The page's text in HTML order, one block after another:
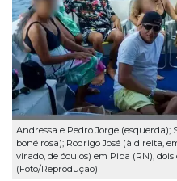
Andressa e Pedro Jorge
boné rosa); Rodrigo José (à direita,
virado, de óculos) em Pipa (RN),
(Foto/Reprodução)